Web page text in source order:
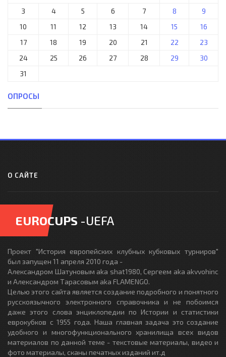
3
4 5 6 7 8
9
10
11 12 13 14 15
16
17
18 19 20 21 22
23
24
25 26 27 28 29
30
31
ОПРОСЫ
О САЙТЕ
EUROCUPS -UEFA
Проект "История европейских клубных кубковых турниров"
был запущен 11 апреля 2010 года -
Александром Шатуновым aka shat1980, Сергеем aka akvvohinc
и Александром Тарасовым aka FLAMENGO.
Целью этого сайта является создание подробного и понятного
русскоязычного электронного справочника и не побоимся
даже этого слова энциклопедии по Истории и статистики
еврокубков с 1955 года. Наша главная задача это создание
удобного и многофункционального хранилища всех видов
материалов по данной теме - текстовые материалы, видео и
фото материалы, сканы печатных изданий ит.д